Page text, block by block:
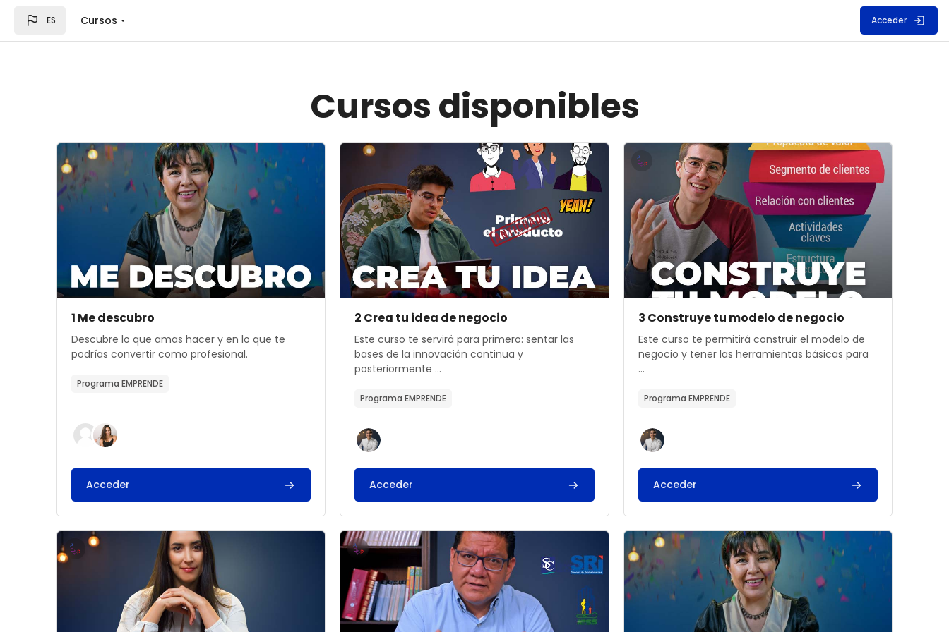
ES Cursos Acceder
Cursos disponibles
Archivos del resumen del curso" 1 Me descubro
Archivos del resumen del curso
Nombre del curso
1 Me descubro
Texto del resumen del curso:
Descubre lo que amas hacer y en lo que te
podrías convertir como profesional.
Programa EMPRENDE
Acceder
Archivos del resumen del curso" 2 Crea tu idea de negocio
Archivos del resumen del curso
Nombre del curso
2 Crea tu idea de negocio
Texto del resumen del curso:
Este curso te servirá para primero: sentar las
bases de la innovación continua y
posteriormente ...
Programa EMPRENDE
Acceder
Archivos del resumen del curso" 3 Construye tu modelo
Archivos del resumen del curso
Nombre del curso
3 Construye tu modelo de negocio
Texto del resumen del curso:
Este curso te permitirá construir el modelo de
negocio y tener las herramientas básicas para
...
Programa EMPRENDE
Acceder
Archivos del resumen del curso" 4 Pon a prueba tu modeloArchivos del resumen del curso" 5 Me convierto en empresarioArchivos del resumen del curso" 1 Me descubro